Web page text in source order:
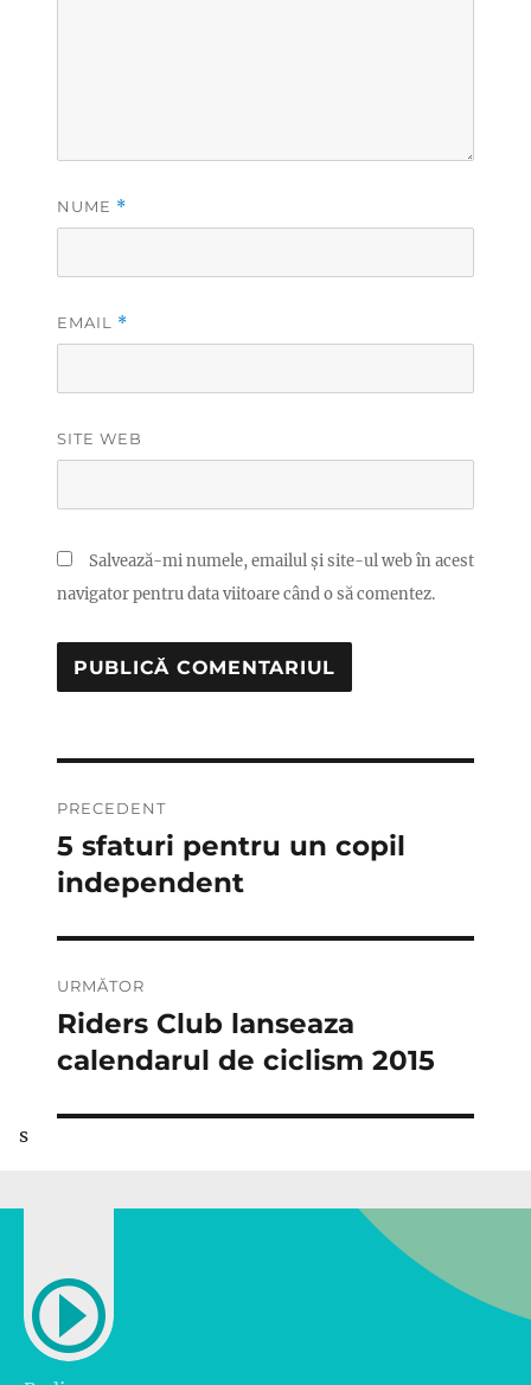
NUME *
EMAIL *
SITE WEB
Salvează-mi numele, emailul și site-ul web în acest
navigator pentru data viitoare când o să comentez.
în
articole
PRECEDENT
Articolul
anterior:
5 sfaturi pentru un copil
independent
URMĂTOR
Articolul
următor:
Riders Club lanseaza
calendarul de ciclism 2015
s